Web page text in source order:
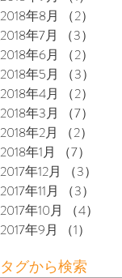
2018年8月
（2）
2018年7月
（3）
2018年6月
（2）
2018年5月
（3）
2018年4月
（2）
2018年3月
（7）
2018年2月
（2）
2018年1月
（7）
2017年12月
（3）
2017年11月
（3）
2017年10月
（4）
2017年9月
（1）
タグから検索